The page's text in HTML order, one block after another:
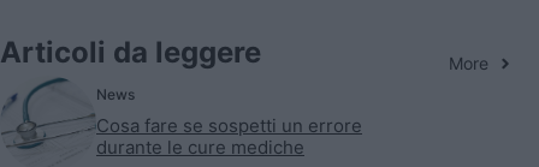
Articoli da leggere More
News
Cosa fare se sospetti un errore
durante le cure mediche